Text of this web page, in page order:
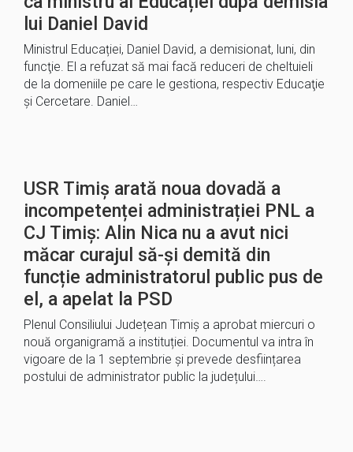
lui Daniel David
Ministrul Educației, Daniel David, a demisionat, luni, din
funcţie. El a refuzat să mai facă reduceri de cheltuieli
de la domeniile pe care le gestiona, respectiv Educaţie
şi Cercetare. Daniel…
USR Timiș arată noua dovadă a
incompetenței administrației PNL a
CJ Timiș: Alin Nica nu a avut nici
măcar curajul să-și demită din
funcție administratorul public pus de
el, a apelat la PSD
Plenul Consiliului Județean Timiș a aprobat miercuri o
nouă organigramă a instituției. Documentul va intra în
vigoare de la 1 septembrie și prevede desființarea
postului de administrator public la județului….